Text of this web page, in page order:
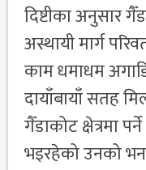
दिष्टीका अनुसार
अस्थायी मार्ग
काम धमाधम
दायाँबायाँ सतह
गैँडाकोट क्षेत्रमा
भइरहेको उनको